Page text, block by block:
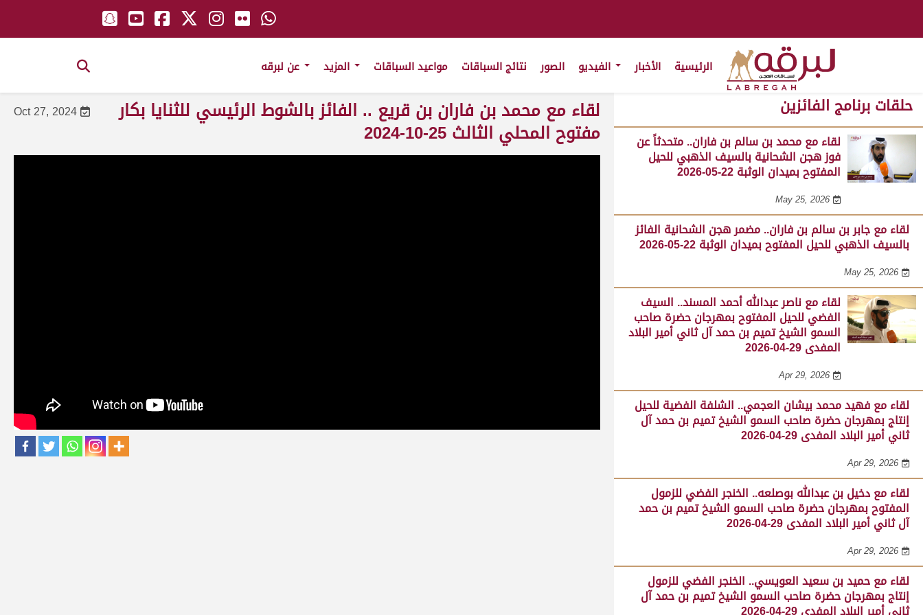
الرئيسية الأخبار الصور نتائج السباقات مواعيد السباقات
حلقات برنامج الفائزين
لقاء مع محمد بن سالم بن فاران.. متحدثاً عن
فوز هجن الشحانية بالسيف الذهبي للحيل
المفتوح بميدان الوثبة 22-05-2026
May 25, 2026
لقاء مع جابر بن سالم بن فاران.. مضمر هجن الشحانية الفائز
بالسيف الذهبي للحيل المفتوح بميدان الوثبة 22-05-2026
May 25, 2026
لقاء مع ناصر عبدالله أحمد المسند.. السيف
الفضي للحيل المفتوح بمهرجان حضرة صاحب
السمو الشيخ تميم بن حمد آل ثاني أمير البلاد
المفدى 29-04-2026
Apr 29, 2026
لقاء مع فهيد محمد بيشان العجمي.. الشلفة الفضية للحيل
إنتاج بمهرجان حضرة صاحب السمو الشيخ تميم بن حمد آل
ثاني أمير البلاد المفدى 29-04-2026
Apr 29, 2026
لقاء مع دخيل بن عبدالله بوصلعه.. الخنجر الفضي للزمول
المفتوح بمهرجان حضرة صاحب السمو الشيخ تميم بن حمد
آل ثاني أمير البلاد المفدى 29-04-2026
Apr 29, 2026
لقاء مع حميد بن سعيد العويسي.. الخنجر الفضي للزمول
إنتاج بمهرجان حضرة صاحب السمو الشيخ تميم بن حمد آل
Oct 27, 2024 لقاء مع محمد بن فاران بن قريع .. الفائز بالشوط الرئيسي للثنايا بكار
مفتوح المحلي الثالث 25-10-2024